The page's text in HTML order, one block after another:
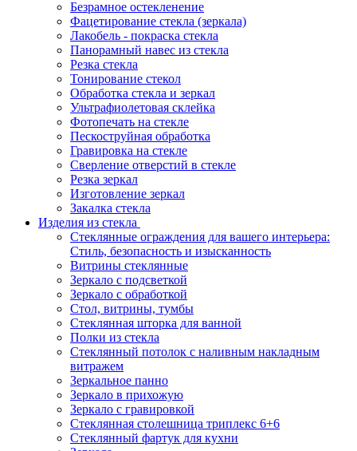
Безрамное остекленение
Фацетирование стекла (зеркала)
Лакобель - покраска стекла
Панорамный навес из стекла
Резка стекла
Тонирование стекол
Обработка стекла и зеркал
Ультрафиолетовая склейка
Фотопечать на стекле
Пескоструйная обработка
Гравировка на стекле
Cверление отверстий в стекле
Резка зеркал
Изготовление зеркал
Закалка стекла
Изделия из стекла
Стеклянные ограждения для вашего интерьера:
Стиль, безопасность и изысканность
Витрины стеклянные
Зеркало с подсветкой
Зеркало с обработкой
Стол, витрины, тумбы
Стеклянная шторка для ванной
Полки из стекла
Стеклянный потолок с наливным накладным
витражем
Зеркальное панно
Зеркало в прихожую
Зеркало с гравировкой
Стеклянная столешница триплекс 6+6
Стеклянный фартук для кухни